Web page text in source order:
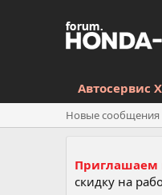
Автосервис
Новые сообщения
Приглашаем
скидку на